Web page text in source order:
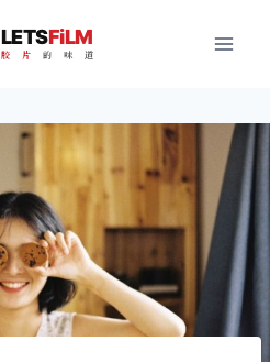
LETSFiLM
胶 片 的 味 道